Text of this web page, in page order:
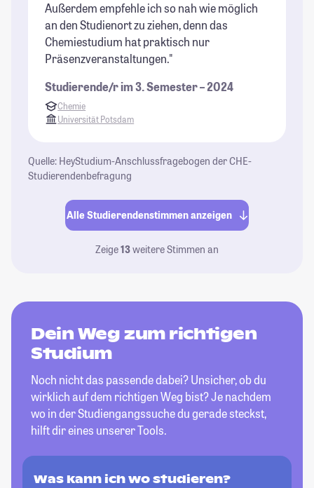
Außerdem empfehle ich so nah wie möglich
an den Studienort zu ziehen, denn das
Chemiestudium hat praktisch nur
Präsenzveranstaltungen."
Studierende/r im 3. Semester – 2024
Chemie
Universität Potsdam
Quelle: HeyStudium-Anschlussfragebogen der CHE-
Studierendenbefragung
Alle Studierendenstimmen anzeigen
Zeige13weitere Stimmen an
Dein Weg zum richtigen
Studium
Noch nicht das passende dabei? Unsicher, ob du
wirklich auf dem richtigen Weg bist? Je nachdem
wo in der Studiengangssuche du gerade steckst,
hilft dir eines unserer Tools.
Was kann ich wo studieren?